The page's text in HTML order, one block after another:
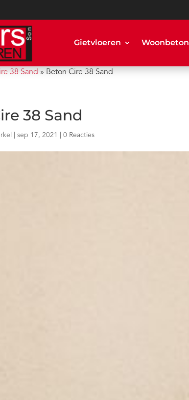
Gietvloeren Woonbeton
38 Sand » Beton Cire 38 Sand
38 Sand
|sep 17, 2021 |0 Reacties